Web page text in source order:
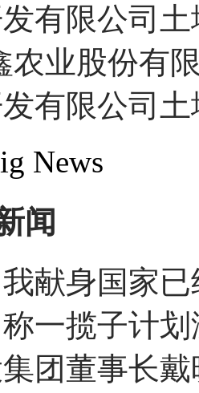
有限公司
农业股份有
有限公司
News
闻
献身国家
一揽子计
团董事长